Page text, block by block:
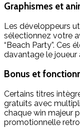
Graphismes et
Les développeurs
sélectionnez votre
“Beach Party”.
davantage le joueur
Bonus et
Certains titres
gratuits avec
chaque win majeur
promotionnelle